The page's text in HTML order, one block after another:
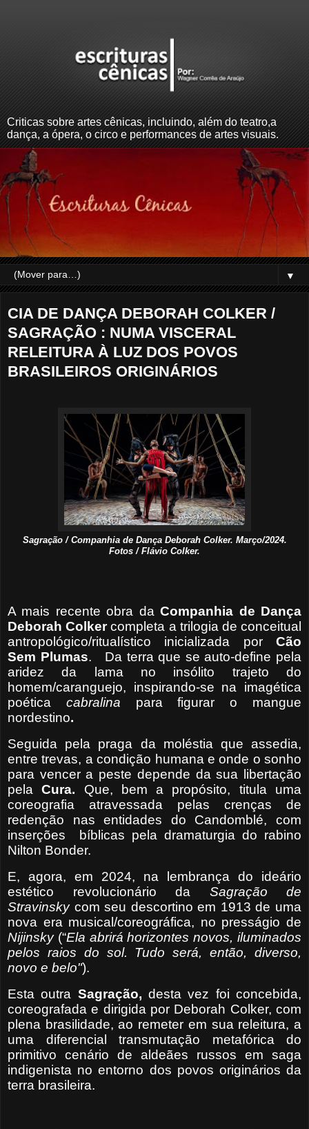
Criticas sobre artes cênicas, incluindo, além do teatro,a
dança, a ópera, o circo e performances de artes visuais.
▼
CIA DE DANÇA DEBORAH COLKER /
SAGRAÇÃO : NUMA VISCERAL
RELEITURA À LUZ DOS POVOS
BRASILEIROS ORIGINÁRIOS
Sagração / Companhia de Dança Deborah Colker. Março/2024.
Fotos / Flávio Colker.
A mais recente obra daCompanhia de Dança
Deborah Colkercompleta a trilogia de conceitual
antropológico/ritualístico inicializada por Cão
Sem Plumas.
Da terra que se auto-define pela
aridez da lama no insólito trajeto do
homem/caranguejo, inspirando-se na imagética
poética cabralina para figurar o mangue
nordestino.
Seguida pela praga da moléstia que assedia,
entre trevas, a condição humana e onde o sonho
para vencer a peste depende da sua libertação
pelaCura. Que, bem a propósito, titula uma
coreografia atravessada pelas crenças de
redenção nas entidades do Candomblé, com
inserções
bíblicas pela dramaturgia do rabino
Nilton Bonder.
E, agora, em 2024, na lembrança do ideário
estético revolucionário da Sagração de
Stravinskycom seu descortino em 1913 de uma
nova era musical/coreográfica, no presságio de
Nijinsky(“Ela abrirá horizontes novos, iluminados
pelos raios do sol. Tudo será, então, diverso,
novo e belo").
Esta outra Sagração,desta vez foiconcebida,
coreografada e dirigida por Deborah Colker, com
plena brasilidade, ao remeter em sua releitura, a
uma diferencial transmutação metafórica do
primitivo cenário de aldeães russos em saga
indigenista no entorno dos povos originários da
terra brasileira.